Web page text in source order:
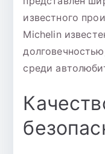
известного
Michelin
среди